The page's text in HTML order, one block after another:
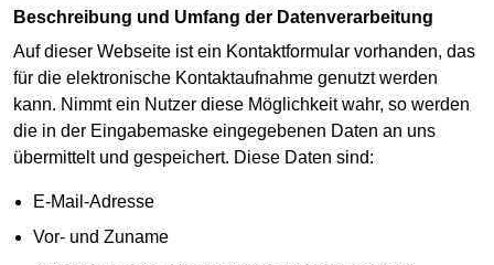
Beschreibung und Umfang der Datenverarbeitung
Auf dieser Webseite ist ein Kontaktformular vorhanden, das
für die elektronische Kontaktaufnahme genutzt werden
kann. Nimmt ein Nutzer diese Möglichkeit wahr, so werden
die in der Eingabemaske eingegebenen Daten an uns
übermittelt und gespeichert. Diese Daten sind:
E-Mail-Adresse
Vor- und Zuname